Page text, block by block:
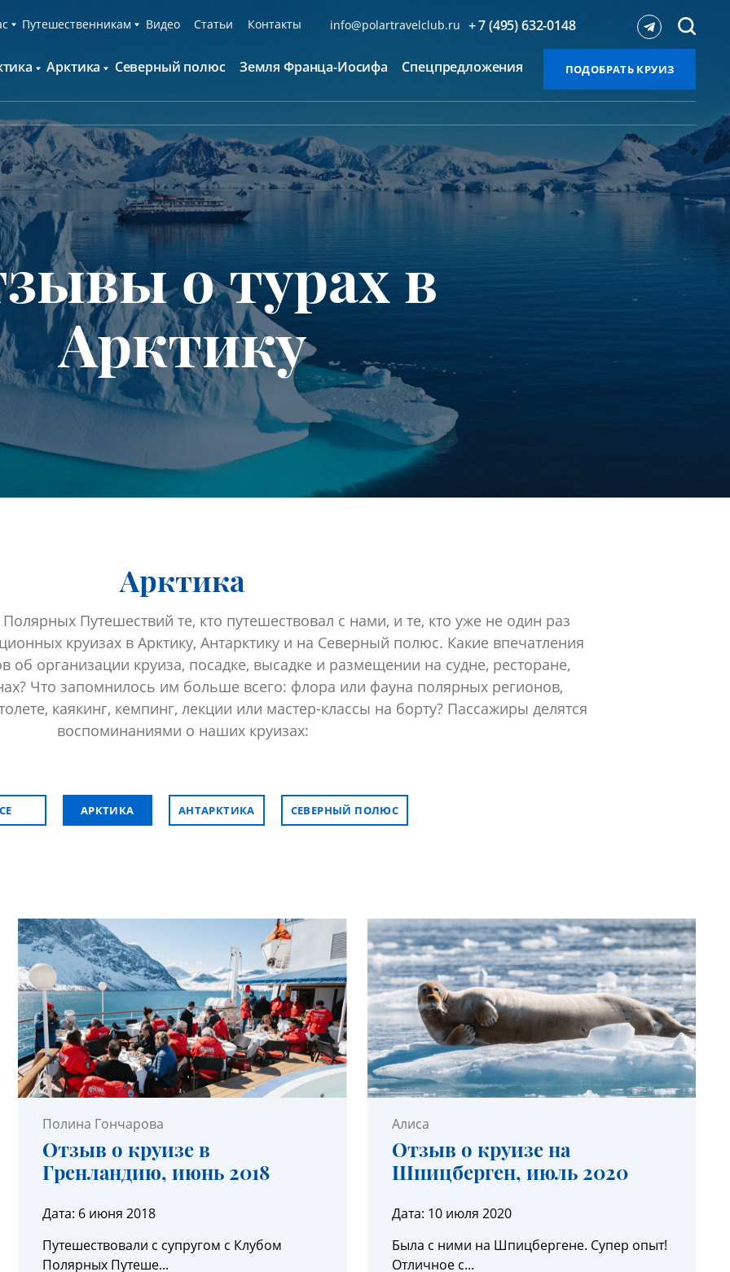
О компании
С нами путешествуют
Экспедиционная команда
Пресс-центр
Мы помогаем
Наши партнёры
Вакансии
Контакты
Обратная связь
Путешественникам
Русскоязычные группы
Наши суда
Дополнительные опции
Фирменная парка
Что брать с собой
Клуб привилегий
Каталоги
Отзывы
Вопросы и ответы
Специальные мероприятия
Подарочный сертификат
Видео Статьи Контакты info@polartravelclub.ru + 7 (495) 632-0148
и Южный полярный круг
Антарктида Классика
Антарктида Новый год
о-ва и Южная Георгия
о-ва, Южная Георгия и
Арктика
Гренландия
Исландия
Шпицберген
Северный полюс Земля Франца-Иосифа Спецпредложения ПОДОБРАТЬ КРУИЗ
о турах в
Арктику
Арктика
Путешествий те, кто путешествовал с нами, и те, кто уже не один раз
круизах в Арктику, Антарктику и на Северный полюс. Какие впечатления
об организации круиза, посадке, высадке и размещении на судне, ресторане,
Что запомнилось им больше всего: флора или фауна полярных регионов,
каякинг, кемпинг, лекции или мастер-классы на борту? Пассажиры делятся
воспоминаниями о наших круизах:
АРКТИКА АНТАРКТИКА СЕВЕРНЫЙ ПОЛЮС
Полина Гончарова
Отзыв о круизе в
Гренландию, июнь 2018
Дата: 6 июня 2018
Путешествовали с супругом с Клубом
Полярных Путеше...
Алиса
Отзыв о круизе на
Шпицберген, июль 2020
Дата: 10 июля 2020
Была с ними на Шпицбергене. Супер опыт!
Отличное с...